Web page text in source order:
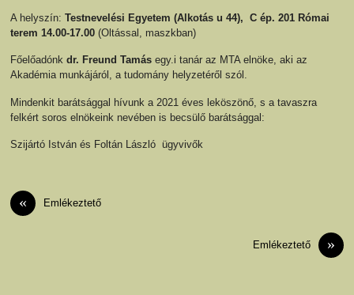
A helyszín:Testnevelési Egyetem (Alkotás u 44), C ép. 201 Római
terem 14.00-17.00(Oltással, maszkban)
Főelőadónk dr. Freund Tamásegy.i tanár az MTA elnöke, aki az
Akadémia munkájáról, a tudomány helyzetéről szól.
Mindenkit barátsággal hívunk a 2021 éves leköszönő, s a tavaszra
felkért soros elnökeink nevében is becsülő barátsággal:
Szijártó István és Foltán László ügyvivők
« Emlékeztető
»
Emlékeztető